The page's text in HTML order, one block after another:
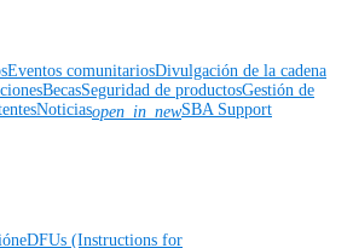
Eventos comunitariosDivulgación de la cadena
BecasSeguridad de productosGestión de
Noticiasopen_in_newSBA Support
eDFUs (Instructions for